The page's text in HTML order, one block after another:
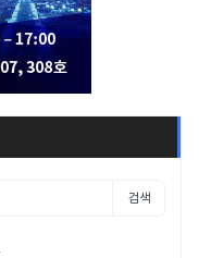
검색